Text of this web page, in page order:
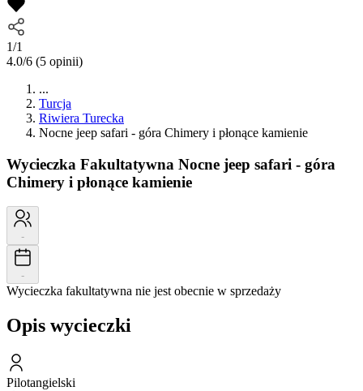
1/1
4.0/6 (5 opinii)
...
Turcja
Riwiera Turecka
Nocne jeep safari - góra Chimery i płonące kamienie
Wycieczka Fakultatywna Nocne jeep safari - góra
Chimery i płonące kamienie
-
-
Wycieczka fakultatywna nie jest obecnie w sprzedaży
Opis wycieczki
Pilotangielski